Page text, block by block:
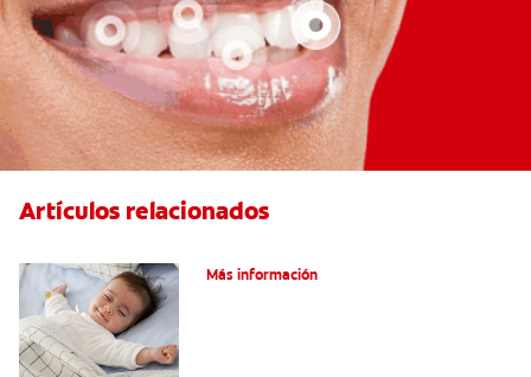
Artículos relacionados
Más información